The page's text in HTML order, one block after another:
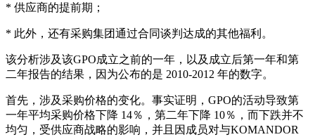
* 供应商的提前期；
* 此外，还有采购集团通过合同谈判达成的其他福利。
该分析涉及该GPO成立之前的一年，以及成立后第一年和第
二年报告的结果，因为公布的是 2010-2012 年的数字。
首先，涉及采购价格的变化。事实证明，GPO的活动导致第
一年平均采购价格下降 14％，第二年下降 10％，而下跌并不
均匀，受供应商战略的影响，并且因成员对与KOMANDOR